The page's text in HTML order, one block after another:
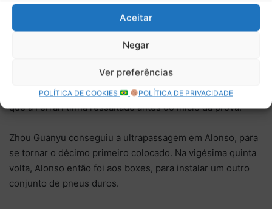
Aceitar
Negar
Ver preferências
POLÍTICA DE COOKIES POLÍTICA DE PRIVACIDADE
corrida se aproximando da sua metade.
Os pilotos já começavam a sentir o desgaste dos pneus,
início da prova. O graning era realmente o que ditaria a
corrida, podendo definir mais uma troca de pneus, algo
que a Ferrari tinha ressaltado antes do início da prova.
Zhou Guanyu conseguiu a ultrapassagem em Alonso, para
se tornar o décimo primeiro colocado. Na vigésima quinta
volta, Alonso então foi aos boxes, para instalar um outro
conjunto de pneus duros.